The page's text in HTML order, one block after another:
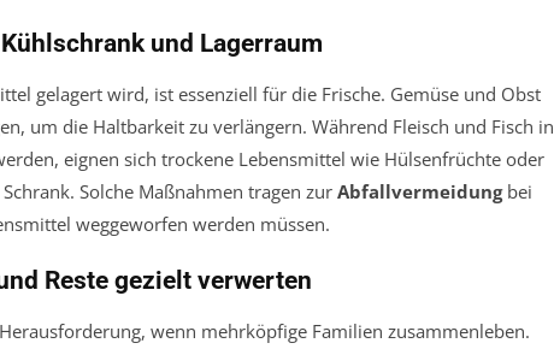
und Lagerraum
gelagert wird, ist essenziell für die Frische. Gemüse und Obst
um die Haltbarkeit zu verlängern. Während Fleisch und Fisch in
eignen sich trockene Lebensmittel wie Hülsenfrüchte oder
Solche Maßnahmen tragen zur Abfallvermeidungbei
weggeworfen werden müssen.
Reste gezielt verwerten
wenn mehrköpfige Familien zusammenleben.